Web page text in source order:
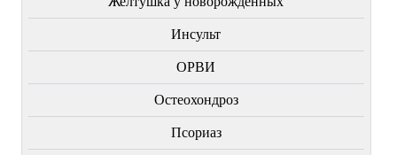
Инсульт
ОРВИ
Остеохондроз
Пcориаз